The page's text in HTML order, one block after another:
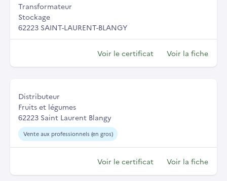
Transformateur
Stockage
62223 SAINT-LAURENT-BLANGY
Voir le certificat Voir la fiche
Distributeur
Fruits et légumes
62223 Saint Laurent Blangy
Vente aux professionnels (en gros)
Voir le certificat Voir la fiche